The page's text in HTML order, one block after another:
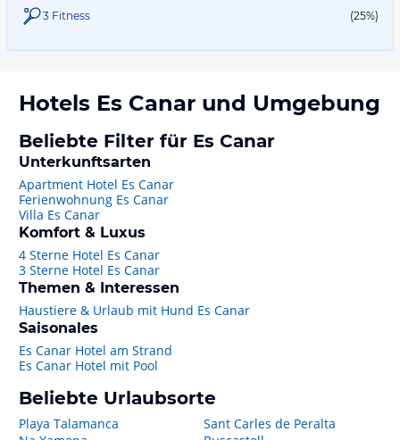
3 Fitness (25%)
Hotels Es Canar und Umgebung
Beliebte Filter für Es Canar
Unterkunftsarten
Apartment Hotel Es Canar
Ferienwohnung Es Canar
Villa Es Canar
Komfort & Luxus
4 Sterne Hotel Es Canar
3 Sterne Hotel Es Canar
Themen & Interessen
Haustiere & Urlaub mit Hund Es Canar
Saisonales
Es Canar Hotel am Strand
Es Canar Hotel mit Pool
Beliebte Urlaubsorte
Playa Talamanca
Sant Carles de Peralta